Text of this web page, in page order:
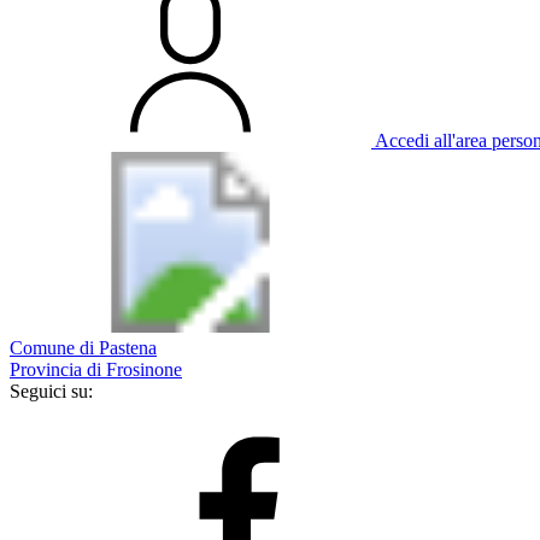
Accedi all'area
Comune di Pastena
Provincia di Frosinone
Seguici su: